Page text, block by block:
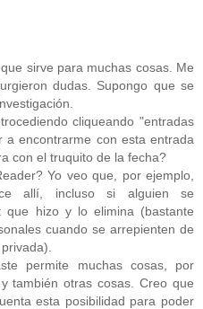
sirve para muchas cosas. Me
dudas. Supongo que se
cliqueando "entradas
a encontrarme con esta entrada
con el truquito de la fecha?
Yo veo que, por ejemplo,
allí, incluso si alguien se
que hizo y lo elimina (bastante
cuando se arrepienten de
permite muchas cosas, por
también otras cosas. Creo que
esta posibilidad para poder